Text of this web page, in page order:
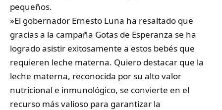
pequeños.
‎»El gobernador Ernesto Luna ha resaltado que
gracias a la campaña Gotas de Esperanza se ha
logrado asistir exitosamente a estos bebés que
requieren leche materna. Quiero destacar que la
leche materna, reconocida por su alto valor
nutricional e inmunológico, se convierte en el
recurso más valioso para garantizar la